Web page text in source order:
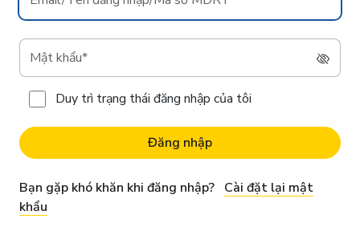
đăng
số
MDRT*
Mật
khẩu*
Duy trì trạng thái đăng nhập của tôi
Đăng nhập
Cài đặt lại mật
khẩu